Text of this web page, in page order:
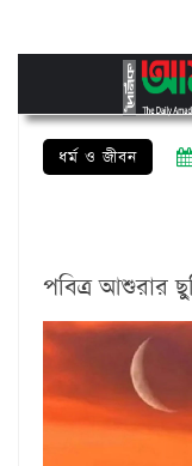
ধর্ম ও জীবন
পবিত্র আশুরার